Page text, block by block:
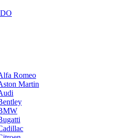
Romeo
Martin